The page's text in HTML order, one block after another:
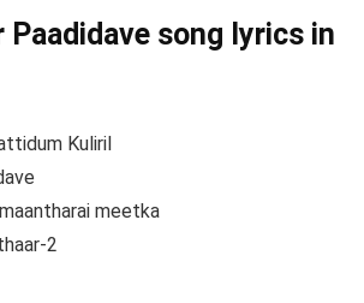
song lyrics in
Kuliril
meetka
2